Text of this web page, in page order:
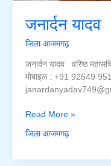
जनार्दन यादव
जिला आजमगढ़
जनार्दन यादव वरिष्ठ
मोबाइल : +91 92649
जनार्दन
यादव
Read More »
जिला आजमगढ़